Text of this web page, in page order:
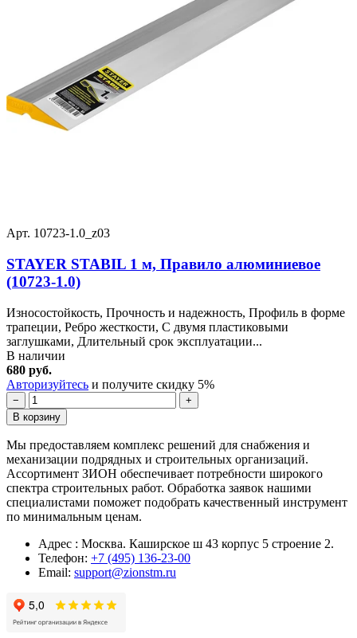
Арт. 10723-1.0_z03
STAYER STABIL 1 м, Правило алюминиевое
(10723-1.0)
Износостойкость, Прочность и надежность, Профиль в форме
трапеции, Ребро жесткости, С двумя пластиковыми
заглушками, Длительный срок эксплуатации...
В наличии
680 руб.
Авторизуйтесь и получите скидку 5%
−
+
В корзину
Мы предоставляем комплекс решений для снабжения и
механизации подрядных и строительных организаций.
Ассортимент ЗИОН обеспечивает потребности широкого
спектра строительных работ. Обработка заявок нашими
специалистами поможет подобрать качественный инструмент
по минимальным ценам.
Адрес : Москва. Каширское ш 43 корпус 5 строение 2.
Телефон: +7 (495) 136-23-00
Email: support@zionstm.ru